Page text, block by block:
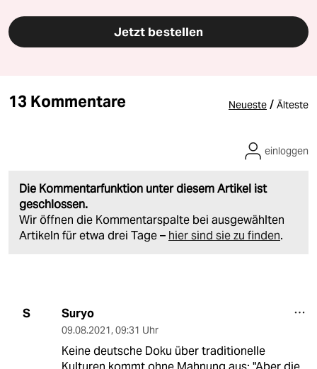
Jetzt bestellen
13 Kommentare Neueste / Älteste
Die Kommentarfunktion unter diesem Artikel ist
geschlossen.
Wir öffnen die Kommentarspalte bei ausgewählten
Artikeln für etwa drei Tage – hier sind sie zu finden.
einloggen
S Suryo
09.08.2021, 09:31 Uhr
Keine deutsche Doku über traditionelle